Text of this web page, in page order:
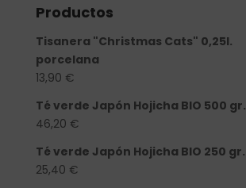
Productos
Tisanera "Christmas Cats" 0,25l.
porcelana
13,90 €
Té verde Japón Hojicha BIO 500 gr.
46,20 €
Té verde Japón Hojicha BIO 250 gr.
25,40 €